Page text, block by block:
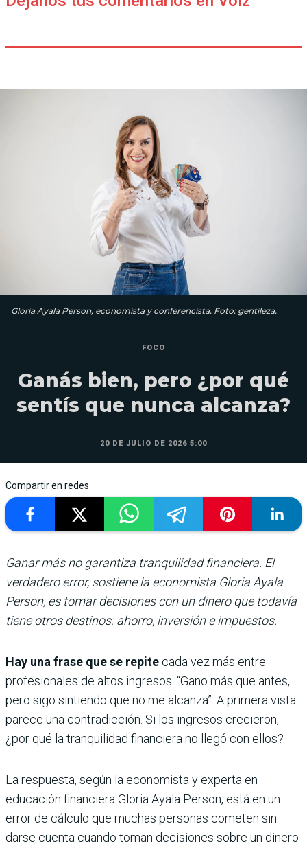
Gloria Ayala Person, economista y conferencista. Foto: gentileza.
FOCO
Ganás bien, pero ¿por qué
sentís que nunca alcanza?
20 DE JULIO DE 2026 5:00
Compartir en redes
Ganar más no garantiza tranquilidad financiera. El
verdadero error, sostiene la economista Gloria Ayala
Person, es tomar decisiones con un dinero que todavía
tiene otros destinos: ahorro, inversión e impuestos.
Hay una frase que se repite cada vez más entre
profesionales de altos ingresos: “Gano más que antes,
pero sigo sintiendo que no me alcanza”. A primera vista
parece una contradicción. Si los ingresos crecieron,
¿por qué la tranquilidad financiera no llegó con ellos?
La respuesta, según la economista y experta en
educación financiera Gloria Ayala Person, está en un
error de cálculo que muchas personas cometen sin
darse cuenta cuando toman decisiones sobre un dinero